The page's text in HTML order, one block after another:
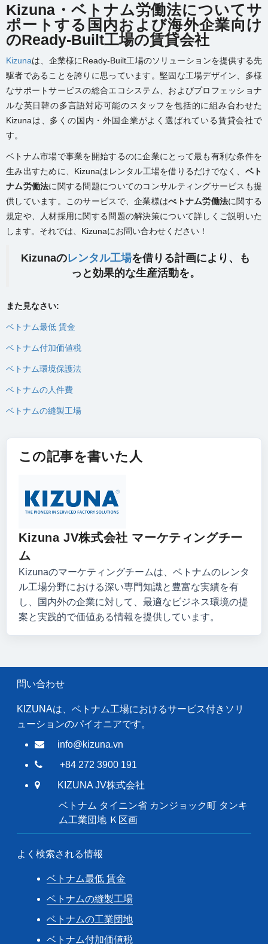
Kizuna・ベトナム労働法についてサ
ポートする国内および海外企業向け
のReady-Built工場の賃貸会社
Kizunaは、企業様にReady-Built工場のソリューションを提供する先
駆者であることを誇りに思っています。堅固な工場デザイン、多様
なサポートサービスの総合エコシステム、およびプロフェッショナ
ルな英日韓の多言語対応可能のスタッフを包括的に組み合わせた
Kizunaは、多くの国内・外国企業がよく選ばれている賃貸会社で
す。
ベトナム市場で事業を開始するのに企業にとって最も有利な条件を
生み出すために、Kizunaはレンタル工場を借りるだけでなく、 ベト
ナム労働法に関する問題についてのコンサルティングサービスも提
供しています。このサービスで、企業様はべトナム労働法に関する
規定や、人材採用に関する問題の解決策について詳しくご説明いた
します。それでは、Kizunaにお問い合わせください！
Kizunaのレンタル工場を借りる計画により、も
っと効果的な生産活動を。
また見なさい:
ベトナム最低 賃金
ベトナム付加価値税
ベトナム環境保護法
ベトナムの人件費
ベトナムの縫製工場
この記事を書いた人
Kizuna JV株式会社 マーケティングチー
ム
Kizunaのマーケティングチームは、ベトナムのレンタ
ル工場分野における深い専門知識と豊富な実績を有
し、国内外の企業に対して、最適なビジネス環境の提
案と実践的で価値ある情報を提供しています。
問い合わせ
KIZUNAは、ベトナム工場におけるサービス付きソリ
ューションのパイオニアです。
info@kizuna.vn
+84 272 3900 191
KIZUNA JV株式会社
ベトナム タイニン省 カンジョック町 タンキ
ム工業団地 Ｋ区画
よく検索される情報
ベトナム最低 賃金
ベトナムの縫製工場
ベトナムの工業団地
ベトナム付加価値税